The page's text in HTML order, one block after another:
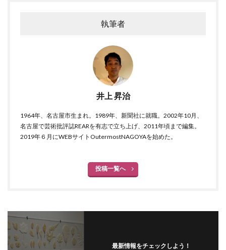
執筆者
井上 昇治
1964年、名古屋市生まれ。1989年、新聞社に就職。2002年10月、
名古屋で芸術批評誌REARを有志で立ち上げ、2011年頃まで編集。
2019年６月にWEBサイトOutermostNAGOYAを始めた。
投稿一覧へ
最新情報をチェックしよう！